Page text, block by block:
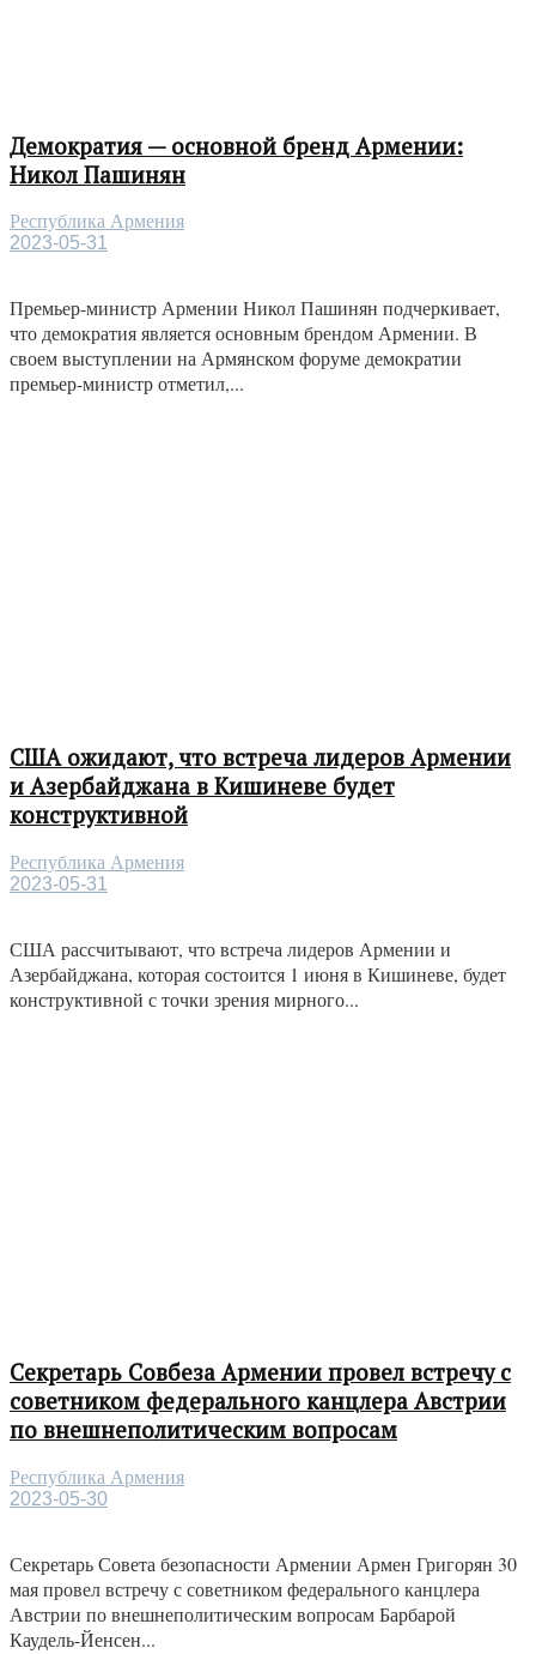
Демократия — основной бренд Армении:
Никол Пашинян
Республика Армения
2023-05-31
Премьер-министр Армении Никол Пашинян подчеркивает,
что демократия является основным брендом Армении. В
своем выступлении на Армянском форуме демократии
премьер-министр отметил,...
США ожидают, что встреча лидеров Армении
и Азербайджана в Кишиневе будет
конструктивной
Республика Армения
2023-05-31
США рассчитывают, что встреча лидеров Армении и
Азербайджана, которая состоится 1 июня в Кишиневе, будет
конструктивной с точки зрения мирного...
Секретарь Совбеза Армении провел встречу с
советником федерального канцлера Австрии
по внешнеполитическим вопросам
Республика Армения
2023-05-30
Секретарь Совета безопасности Армении Армен Григорян 30
мая провел встречу с советником федерального канцлера
Австрии по внешнеполитическим вопросам Барбарой
Каудель-Йенсен...